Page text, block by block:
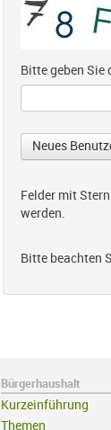
Bitte geben Sie
Felder mit Stern
werden.
Bitte beachten
Bürgerhaushalt
Kurzeinführung
Themen